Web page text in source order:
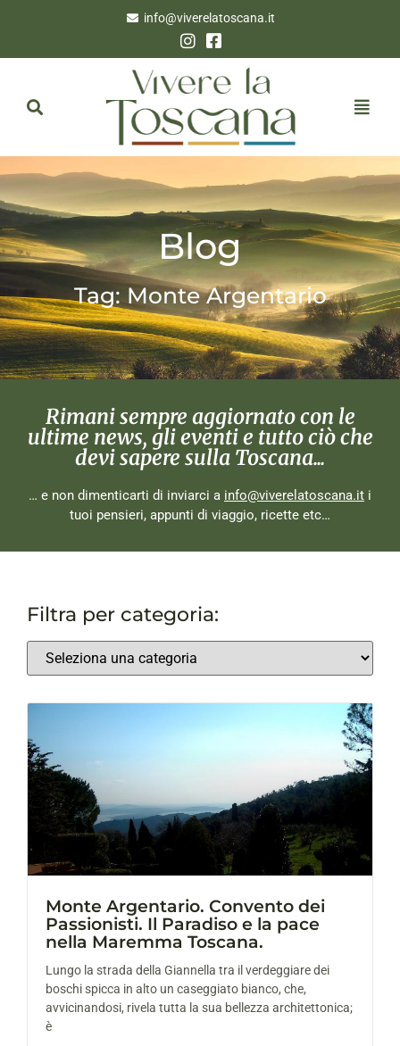
info@viverelatoscana.it
Blog
Tag: Monte Argentario
Rimani sempre aggiornato con le
ultime news, gli eventi e tutto ciò che
devi sapere sulla Toscana...
… e non dimenticarti di inviarci a info@viverelatoscana.it i
tuoi pensieri, appunti di viaggio, ricette etc…
Filtra per categoria:
Monte Argentario. Convento dei
Passionisti. Il Paradiso e la pace
nella Maremma Toscana.
Lungo la strada della Giannella tra il verdeggiare dei
boschi spicca in alto un caseggiato bianco, che,
avvicinandosi, rivela tutta la sua bellezza architettonica;
è